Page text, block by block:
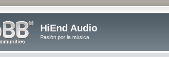
HiEnd Audio
Pasión por la música